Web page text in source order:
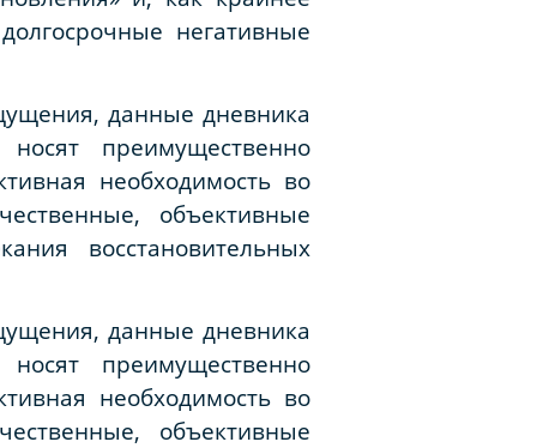
негативные
данные дневника
преимущественно
необходимость во
объективные
восстановительных
данные дневника
преимущественно
необходимость во
объективные